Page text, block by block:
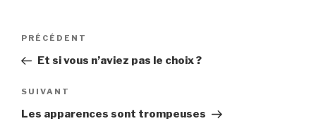
Navigation
l’article
Article
précédent
PRÉCÉDENT
Et si vous n’aviez pas le choix ?
Article
suivant
SUIVANT
Les apparences sont trompeuses